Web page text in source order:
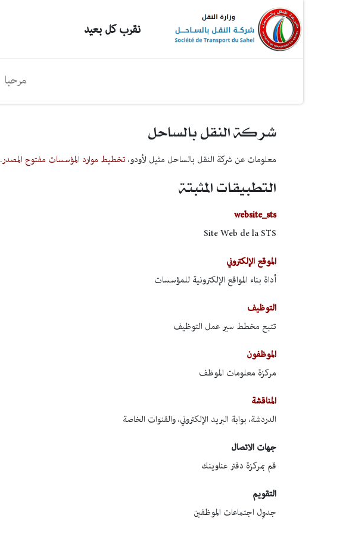
نقر​ب كل بعيد
مرحبا
شركة النقل بالساحل
معلومات عن شركة النقل بالساحل مثيل لأودو، تخطيط موارد المؤسسات مفتوح المصدر.
التطبيقات المثبتة
website_sts
Site Web de la STS
الموقع الإلكتروني
أداة بناء المواقع الإلكترونية للمؤسسات
التوظيف
تتبع مخطط سير عمل التوظيف
الموظفون
مركزة معلومات الموظف
المناقشة
الدردشة، بوابة البريد الإلكتروني، والقنوات الخاصة
جهات الاتصال
قم بمركزة دفتر عناوينك
التقويم
جدوِل اجتماعات الموظفين